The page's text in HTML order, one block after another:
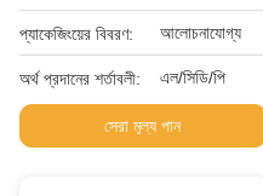
প্যাকেজিংয়ের বিবরণ: আলোচনাযোগ্য
অর্থ প্রদানের শর্তাবলী: এল/সিডি/পি
সেরা মূল্য পান